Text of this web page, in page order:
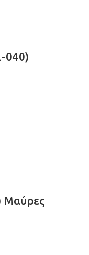
040)
Μαύρες